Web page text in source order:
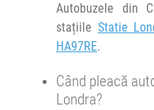
Autobuzele din
stațiile Statie
HA97RE.
Când pleacă
Londra?